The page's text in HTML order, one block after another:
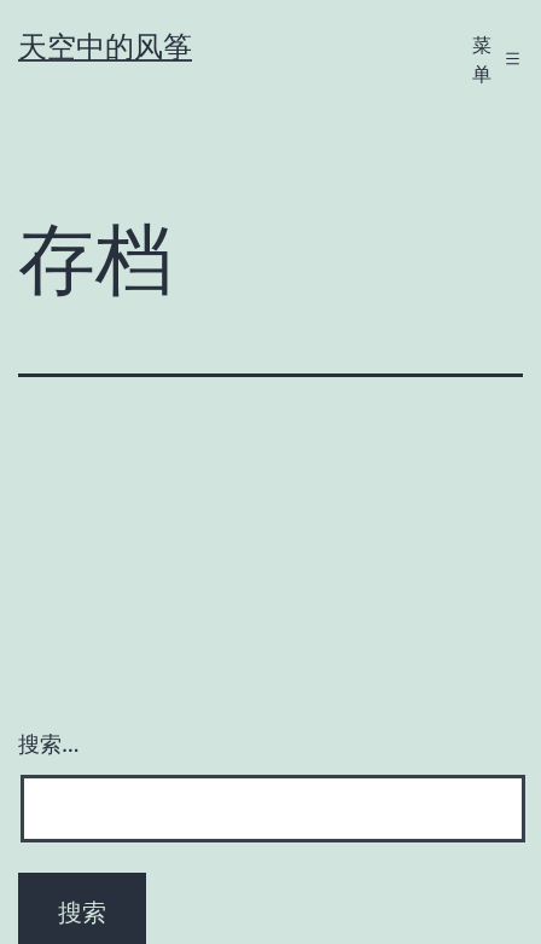
至天空中的风筝
菜
单
存档
搜索…